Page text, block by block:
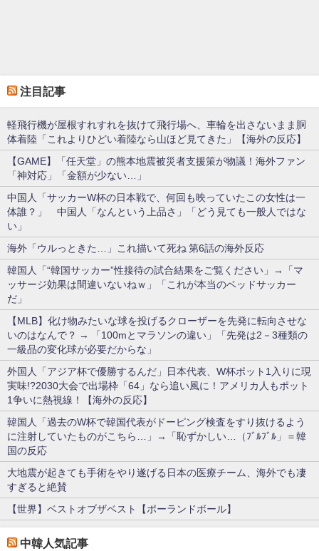
注目記事
軽飛行機が屋根すれすれを抜けて飛行場へ、車輪を出さないまま胴
体着陸「これよりひどい着陸なら山ほど見てきた」【海外の反応】
【GAME】「任天堂」の熊本地震被災者支援策が物議！海外ファン
「神対応」「金額が少ない…」
中国人「サッカーW杯の日本戦で、何回も映っていたこの女性は一
体誰？」 中国人「なんという上品さ」「どう見ても一般人ではな
い」
海外「ウルっときた…」これ描いて死ね 第6話の海外反応
韓国人「“韓国サッカー”性接待の試合結果をご覧ください」→「マ
ッサージ効果は間違いないねｗ」「これが本当のベッドサッカー
だ」
【MLB】化け物みたいな球を投げるクローザーを先発に転向させな
いのはなんで？ → 「100mとマラソンの違い」「先発は2－3種類の
一級品の変化球が必要だからな」
外国人「アジア杯で優勝するんだ」日本代表、W杯ポット1入りに現
実味!?2030大会で出場枠「64」なら追い風に！アメリカ人もポット
1争いに熱視線！【海外の反応】
韓国人「過去のW杯で韓国代表がドーピング検査をすり抜けるよう
に注射していたものがこちら…」→「恥ずかしい…（ﾌﾞﾙﾌﾞﾙ」＝韓
国の反応
大地震が起きても手術をやり遂げる日本の医療チーム、海外でも凄
すぎると絶賛
【世界】ベストオブザベスト【ポーランドボール】
中韓人気記事